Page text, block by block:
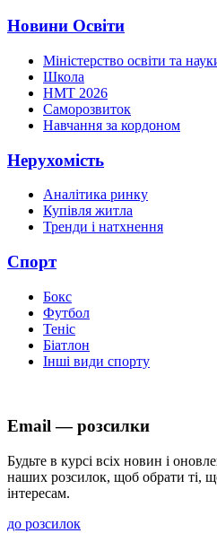
Новини Освіти
Міністерство освіти та
Школа
НМТ 2026
Саморозвиток
Навчання за кордоном
Нерухомість
Аналітика ринку
Купівля житла
Тренди і натхнення
Спорт
Бокс
Футбол
Теніс
Біатлон
Інші види спорту
Email — розсилки
Будьте в курсі всіх новин і
наших розсилок, щоб обрати ті,
інтересам.
до розсилок